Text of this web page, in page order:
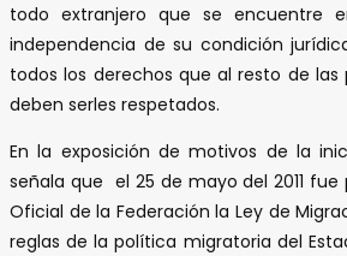
todo extranjero que se encuentre
independencia de su condición
todos los derechos que al resto de las
deben serles respetados.
En la exposición de motivos de la
señala que el 25 de mayo del 2011 fue
Oficial de la Federación la Ley de
reglas de la política migratoria del